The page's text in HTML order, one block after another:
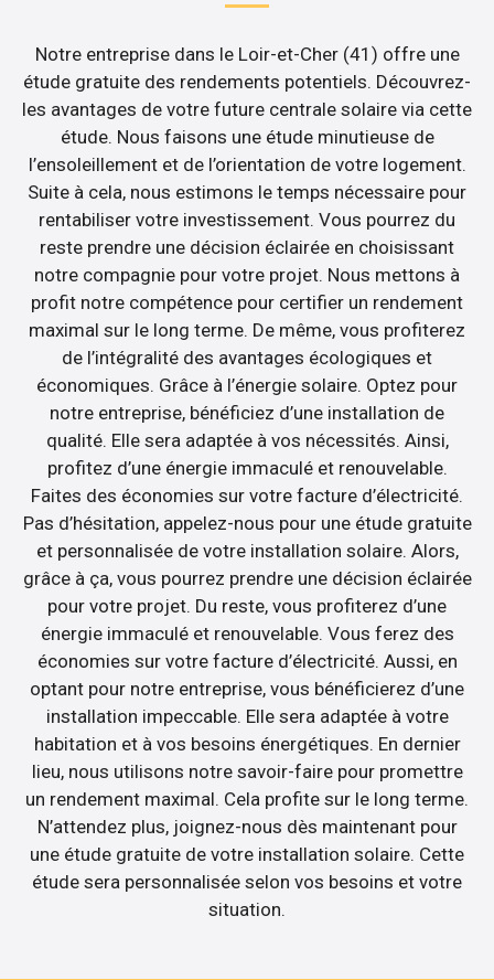
Notre entreprise dans le Loir-et-Cher (41) offre une
étude gratuite des rendements potentiels. Découvrez-
les avantages de votre future centrale solaire via cette
étude. Nous faisons une étude minutieuse de
l’ensoleillement et de l’orientation de votre logement.
Suite à cela, nous estimons le temps nécessaire pour
rentabiliser votre investissement. Vous pourrez du
reste prendre une décision éclairée en choisissant
notre compagnie pour votre projet. Nous mettons à
profit notre compétence pour certifier un rendement
maximal sur le long terme. De même, vous profiterez
de l’intégralité des avantages écologiques et
économiques. Grâce à l’énergie solaire. Optez pour
notre entreprise, bénéficiez d’une installation de
qualité. Elle sera adaptée à vos nécessités. Ainsi,
profitez d’une énergie immaculé et renouvelable.
Faites des économies sur votre facture d’électricité.
Pas d’hésitation, appelez-nous pour une étude gratuite
et personnalisée de votre installation solaire. Alors,
grâce à ça, vous pourrez prendre une décision éclairée
pour votre projet. Du reste, vous profiterez d’une
énergie immaculé et renouvelable. Vous ferez des
économies sur votre facture d’électricité. Aussi, en
optant pour notre entreprise, vous bénéficierez d’une
installation impeccable. Elle sera adaptée à votre
habitation et à vos besoins énergétiques. En dernier
lieu, nous utilisons notre savoir-faire pour promettre
un rendement maximal. Cela profite sur le long terme.
N’attendez plus, joignez-nous dès maintenant pour
une étude gratuite de votre installation solaire. Cette
étude sera personnalisée selon vos besoins et votre
situation.